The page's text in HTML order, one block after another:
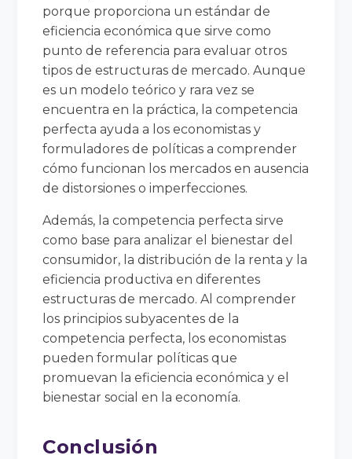
porque proporciona un estándar de
eficiencia económica que sirve como
punto de referencia para evaluar otros
tipos de estructuras de mercado. Aunque
es un modelo teórico y rara vez se
encuentra en la práctica, la competencia
perfecta ayuda a los economistas y
formuladores de políticas a comprender
cómo funcionan los mercados en ausencia
de distorsiones o imperfecciones.
Además, la competencia perfecta sirve
como base para analizar el bienestar del
consumidor, la distribución de la renta y la
eficiencia productiva en diferentes
estructuras de mercado. Al comprender
los principios subyacentes de la
competencia perfecta, los economistas
pueden formular políticas que
promuevan la eficiencia económica y el
bienestar social en la economía.
Conclusión